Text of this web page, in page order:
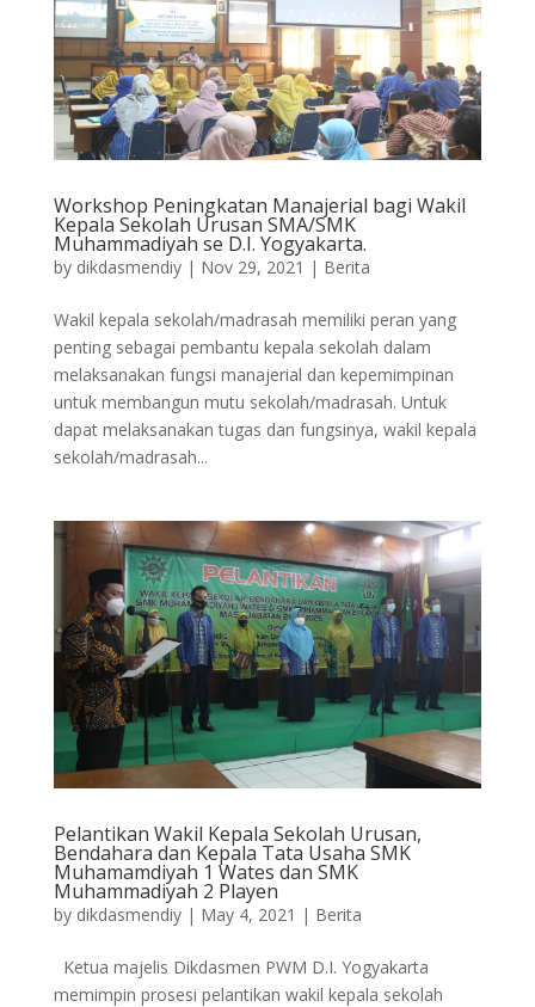
Workshop Peningkatan Manajerial bagi Wakil
Kepala Sekolah Urusan SMA/SMK
Muhammadiyah se D.I. Yogyakarta.
by dikdasmendiy| Nov 29, 2021 | Berita
Wakil kepala sekolah/madrasah memiliki peran yang
penting sebagai pembantu kepala sekolah dalam
melaksanakan fungsi manajerial dan kepemimpinan
untuk membangun mutu sekolah/madrasah. Untuk
dapat melaksanakan tugas dan fungsinya, wakil kepala
sekolah/madrasah...
Pelantikan Wakil Kepala Sekolah Urusan,
Bendahara dan Kepala Tata Usaha SMK
Muhamamdiyah 1 Wates dan SMK
Muhammadiyah 2 Playen
by dikdasmendiy| May 4, 2021 | Berita
Ketua majelis Dikdasmen PWM D.I. Yogyakarta
memimpin prosesi pelantikan wakil kepala sekolah